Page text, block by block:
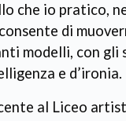
che io pratico,
di
modelli, con gli
e d’ironia.
al Liceo